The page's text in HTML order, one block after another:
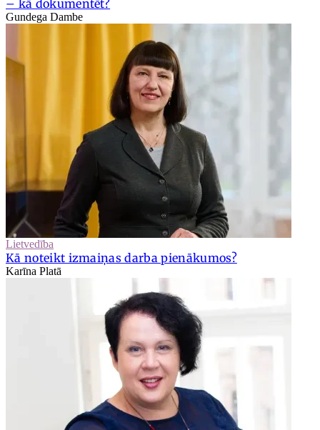
– kā dokumentēt?
Gundega Dambe
Lietvedība
Kā noteikt izmaiņas darba pienākumos?
Karīna Platā